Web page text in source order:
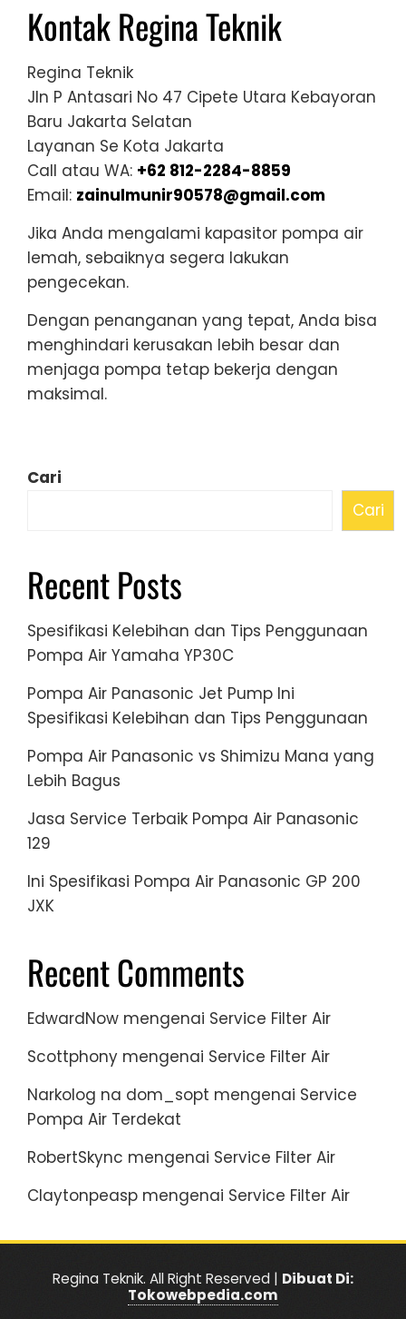
Kontak Regina Teknik
Regina Teknik
Jln P Antasari No 47 Cipete Utara Kebayoran
Baru Jakarta Selatan
Layanan Se Kota Jakarta
Call atau WA: +62 812-2284-8859
Email: zainulmunir90578@gmail.com
Jika Anda mengalami kapasitor pompa air
lemah, sebaiknya segera lakukan
pengecekan.
Dengan penanganan yang tepat, Anda bisa
menghindari kerusakan lebih besar dan
menjaga pompa tetap bekerja dengan
maksimal.
Cari
Cari
Recent Posts
Spesifikasi Kelebihan dan Tips Penggunaan
Pompa Air Yamaha YP30C
Pompa Air Panasonic Jet Pump Ini
Spesifikasi Kelebihan dan Tips Penggunaan
Pompa Air Panasonic vs Shimizu Mana yang
Lebih Bagus
Jasa Service Terbaik Pompa Air Panasonic
129
Ini Spesifikasi Pompa Air Panasonic GP 200
JXK
Recent Comments
EdwardNow mengenai Service Filter Air
Scottphony mengenai Service Filter Air
Narkolog na dom_sopt mengenai Service
Pompa Air Terdekat
RobertSkync mengenai Service Filter Air
Claytonpeasp mengenai Service Filter Air
Regina Teknik. All Right Reserved | Dibuat Di:
Tokowebpedia.com